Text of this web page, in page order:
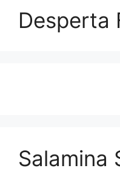
Desperta
Salamina